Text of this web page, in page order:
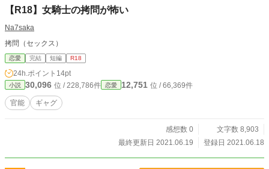
【R18】女騎士の拷問が怖い
Na7saka
拷問（セックス）
恋愛 完結 短編 R18
24h.ポイント 14pt
小説 30,096 位 / 228,786件 恋愛 12,751 位 / 66,369件
官能 ギャグ
感想数 0
文字数 8,903
最終更新日 2021.06.19
登録日 2021.06.18